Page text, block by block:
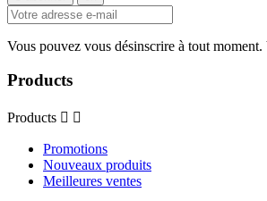
Vous pouvez vous désinscrire à tout
Products
Products  
Promotions
Nouveaux produits
Meilleures ventes